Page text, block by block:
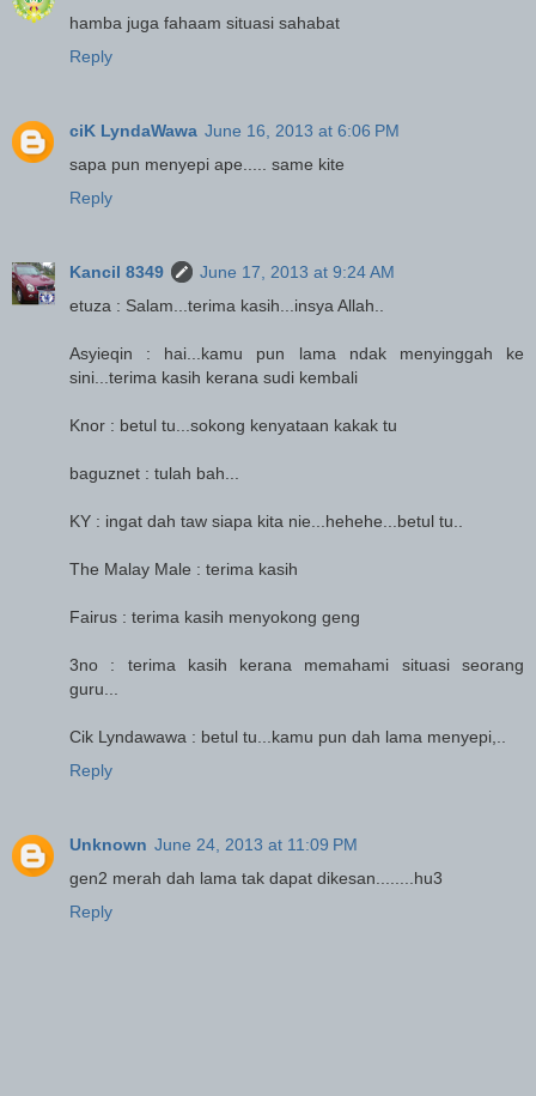
hamba juga fahaam situasi sahabat
Reply
ciK LyndaWawa June 16, 2013 at 6:06 PM
sapa pun menyepi ape..... same kite
Reply
Kancil 8349
June 17, 2013 at 9:24 AM
etuza : Salam...terima kasih...insya Allah..
Asyieqin : hai...kamu pun lama ndak menyinggah ke
sini...terima kasih kerana sudi kembali
Knor : betul tu...sokong kenyataan kakak tu
baguznet : tulah bah...
KY : ingat dah taw siapa kita nie...hehehe...betul tu..
The Malay Male : terima kasih
Fairus : terima kasih menyokong geng
3no : terima kasih kerana memahami situasi seorang
guru...
Cik Lyndawawa : betul tu...kamu pun dah lama menyepi,..
Reply
Unknown June 24, 2013 at 11:09 PM
gen2 merah dah lama tak dapat dikesan........hu3
Reply